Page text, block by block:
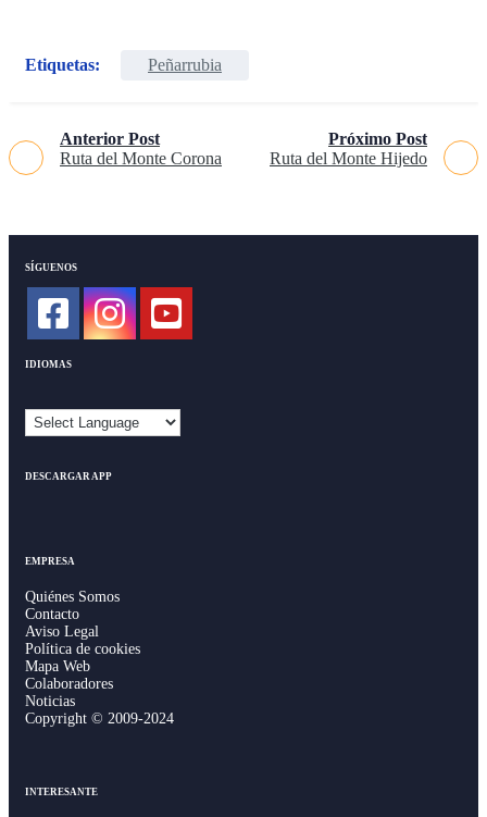
Etiquetas: Peñarrubia
Anterior Post
Ruta del Monte Corona
Próximo Post
Ruta del Monte Hijedo
SÍGUENOS
IDIOMAS
DESCARGAR APP
EMPRESA
Quiénes Somos
Contacto
Aviso Legal
Política de cookies
Mapa Web
Colaboradores
Noticias
Copyright © 2009-2024
INTERESANTE